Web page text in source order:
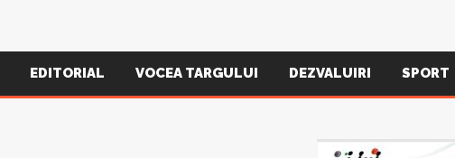
EDITORIAL VOCEA TARGULUI DEZVALUIRI SPORT